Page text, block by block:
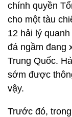
chính quyền
cho một tàu
12 hải lý
đá ngầm đang
Trung Quốc.
sớm được
vậy.
Trước đó,